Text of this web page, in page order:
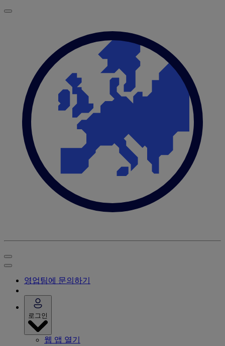
영업팀에 문의하기
로그인
웹 앱 열기